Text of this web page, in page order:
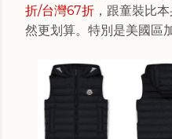
折/台灣67折 ，跟童裝比
然更划算。特別是美國區